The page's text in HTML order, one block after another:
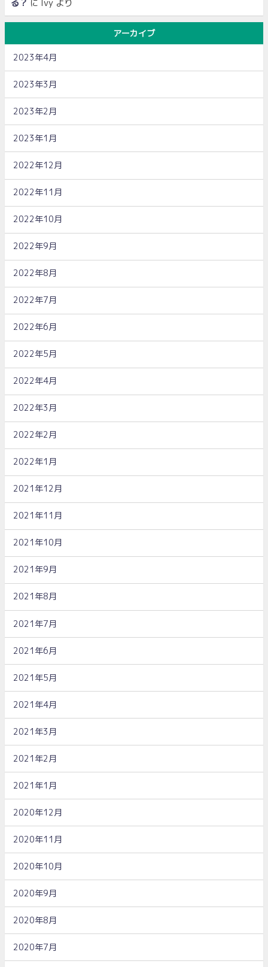
る？ に Ivy より
アーカイブ
2023年4月
2023年3月
2023年2月
2023年1月
2022年12月
2022年11月
2022年10月
2022年9月
2022年8月
2022年7月
2022年6月
2022年5月
2022年4月
2022年3月
2022年2月
2022年1月
2021年12月
2021年11月
2021年10月
2021年9月
2021年8月
2021年7月
2021年6月
2021年5月
2021年4月
2021年3月
2021年2月
2021年1月
2020年12月
2020年11月
2020年10月
2020年9月
2020年8月
2020年7月